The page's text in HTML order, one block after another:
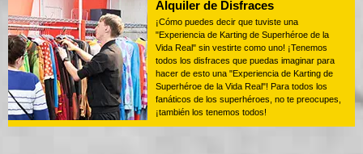
Alquiler de Disfraces
¡Cómo puedes decir que tuviste una
"Experiencia de Karting de Superhéroe de la
Vida Real" sin vestirte como uno! ¡Tenemos
todos los disfraces que puedas imaginar para
hacer de esto una "Experiencia de Karting de
Superhéroe de la Vida Real"! Para todos los
fanáticos de los superhéroes, no te preocupes,
¡también los tenemos todos!